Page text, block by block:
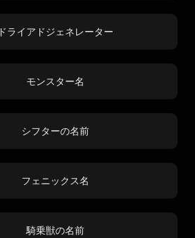
ドライアドジェネレーター
モンスター名
シフターの名前
フェニックス名
騎乗獣の名前